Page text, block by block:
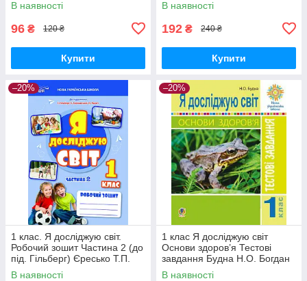
В наявності
96 ₴ 120 ₴
Купити
В наявності
192 ₴ 240 ₴
Купити
–20%
1 клас. Я досліджую світ.
Робочий зошит Частина 2 (до
під. Гільберг) Єресько Т.П.
Сиция
В наявності
–20%
1 клас Я досліджую світ
Основи здоров’я Тестові
завдання Будна Н.О. Богдан
В наявності